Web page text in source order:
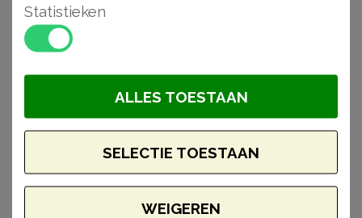
36,5 x 18,3 x 30 cm
€ 160,44
Statistieken
WEIGEREN
SELECTIE TOESTAAN
ALLES TOESTAAN